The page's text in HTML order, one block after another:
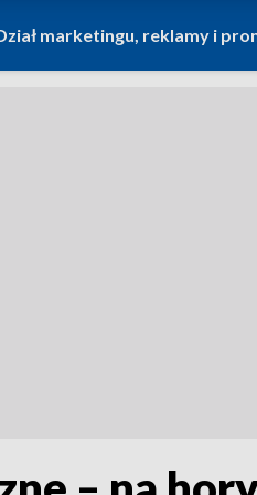
marketingu, reklamy i